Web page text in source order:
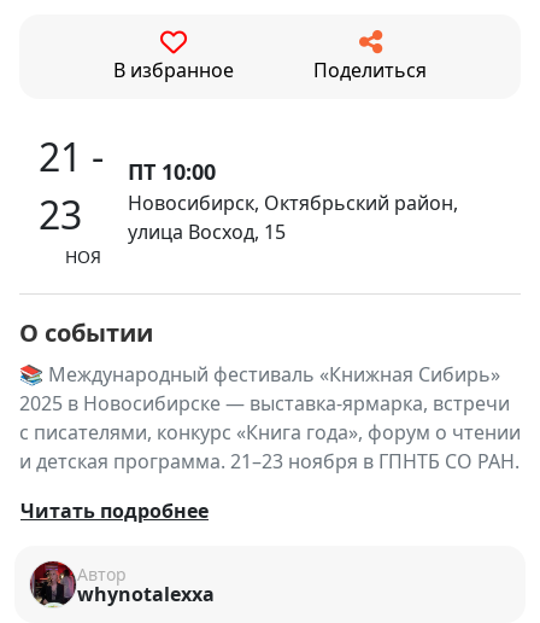
В избранное Поделиться
21 -
23
НОЯ
ПТ 10:00
Новосибирск, Октябрьский район,
улица Восход, 15
О событии
📚 Международный фестиваль «Книжная Сибирь»
2025 в Новосибирске — выставка-ярмарка, встречи
с писателями, конкурс «Книга года», форум о чтении
и детская программа. 21–23 ноября в ГПНТБ СО РАН.
📚 Международный
фестиваль «Книжная
Сибирь» — 2025
Читать подробнее
Автор
whynotalexxa